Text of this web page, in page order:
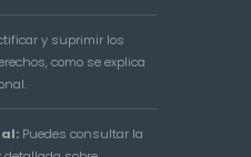
y suprimir los
como se explica
Puedes consultar la